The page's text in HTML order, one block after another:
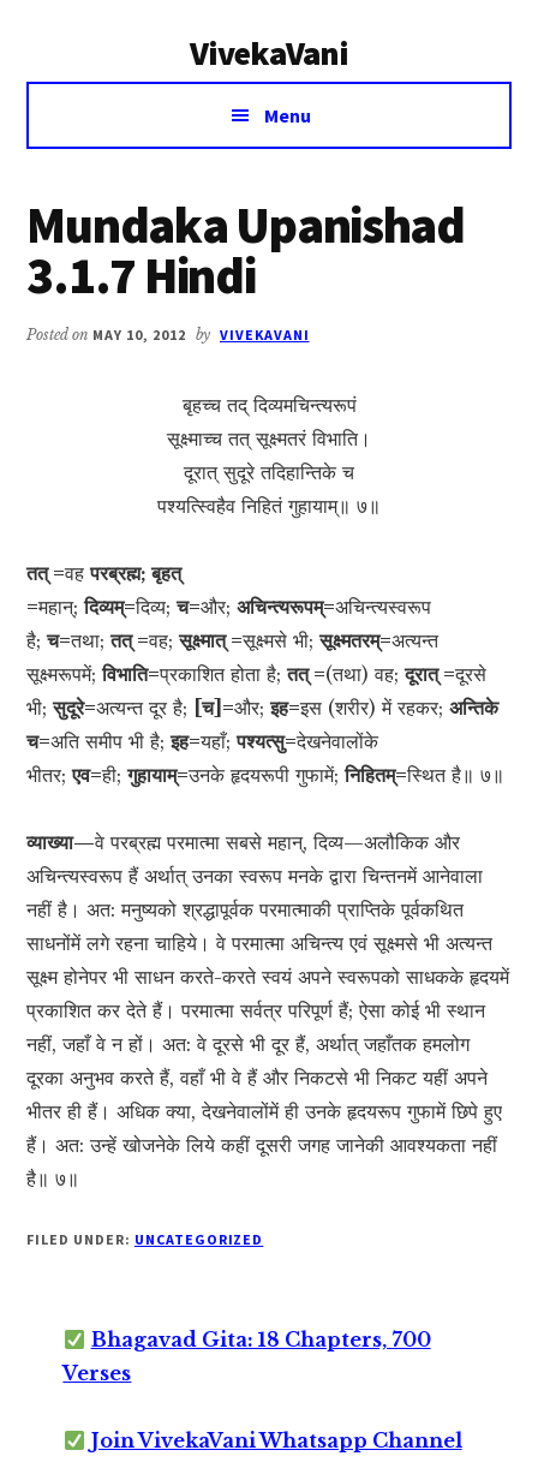
VivekaVani
Voice
Vivekananda
Menu
Mundaka Upanishad
3.1.7 Hindi
Posted on MAY 10, 2012 by VIVEKAVANI
बृहच्च तद् दिव्यमचिन्त्यरूपं
सूक्ष्माच्च तत् सूक्ष्मतरं विभाति।
दूरात् सुदूरे तदिहान्तिके च
पश्यत्स्विहैव निहितं गुहायाम्॥ ७॥
तत् =वहपरब्रह्म; बृहत्
=महान्;दिव्यम्=दिव्य;च=और;अचिन्त्यरूपम्=अचिन्त्यस्वरूप
है;च=तथा;तत् =वह;सूक्ष्मात् =सूक्ष्मसे भी;सूक्ष्मतरम्=अत्यन्त
सूक्ष्मरूपमें;विभाति=प्रकाशित होता है;तत् =(तथा) वह;दूरात् =दूरसे
भी;सुदूरे=अत्यन्त दूर है; [च]=और;इह=इस (शरीर) में रहकर;अन्तिके
च=अति समीप भी है;इह=यहाँ;पश्यत्सु=देखनेवालोंके
भीतर;एव=ही;गुहायाम्=उनके हृदयरूपी गुफामें;निहितम्=स्थित है॥ ७॥
व्याख्या—वे परब्रह्म परमात्मा सबसे महान्, दिव्य—अलौकिक और
अचिन्त्यस्वरूप हैं अर्थात् उनका स्वरूप मनके द्वारा चिन्तनमें आनेवाला
नहीं है। अत: मनुष्यको श्रद्धापूर्वक परमात्माकी प्राप्तिके पूर्वकथित
साधनोंमें लगे रहना चाहिये। वे परमात्मा अचिन्त्य एवं सूक्ष्मसे भी अत्यन्त
सूक्ष्म होनेपर भी साधन करते-करते स्वयं अपने स्वरूपको साधकके हृदयमें
प्रकाशित कर देते हैं। परमात्मा सर्वत्र परिपूर्ण हैं; ऐसा कोई भी स्थान
नहीं, जहाँ वे न हों। अत: वे दूरसे भी दूर हैं, अर्थात् जहाँतक हमलोग
दूरका अनुभव करते हैं, वहाँ भी वे हैं और निकटसे भी निकट यहीं अपने
भीतर ही हैं। अधिक क्या, देखनेवालोंमें ही उनके हृदयरूप गुफामें छिपे हुए
हैं। अत: उन्हें खोजनेके लिये कहीं दूसरी जगह जानेकी आवश्यकता नहीं
है॥ ७॥
FILED UNDER: UNCATEGORIZED
Bhagavad Gita: 18 Chapters, 700
Verses
Join VivekaVani Whatsapp Channel